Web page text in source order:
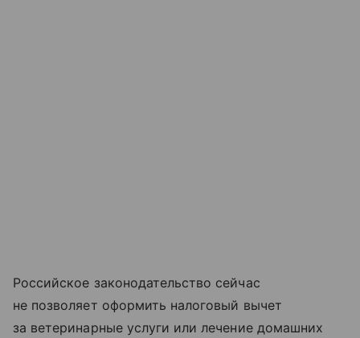
Российское законодательство сейчас
не позволяет оформить налоговый вычет
за ветеринарные услуги или лечение домашних